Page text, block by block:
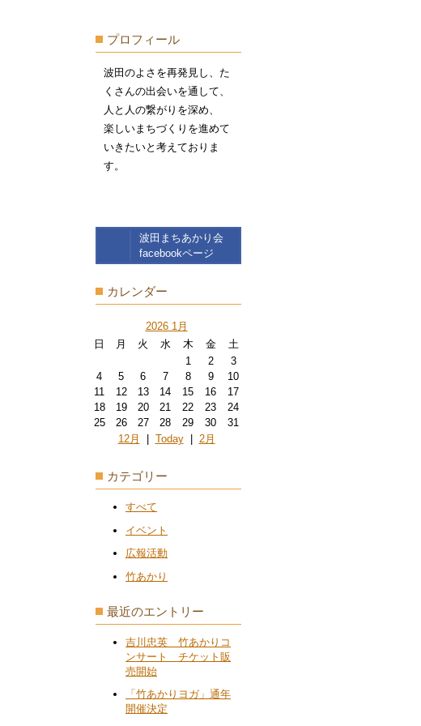
プロフィール
波田のよさを再発見し、た
くさんの出会いを通して、
人と人の繋がりを深め、
楽しいまちづくりを進めて
いきたいと考えておりま
す。
波田まちあかり会
facebookページ
カレンダー
2026 1月
日
月 火 水 木 金
土
1
2
3
4
5 6 7 8 9
10
11
12 13 14 15 16
17
18
19 20 21 22 23
24
25
26 27 28 29 30
31
12月
Today| 2月
カテゴリー
すべて
イベント
広報活動
竹あかり
最近のエントリー
吉川忠英 竹あかりコ
ンサート チケット販
売開始
「竹あかりヨガ」通年
開催決定